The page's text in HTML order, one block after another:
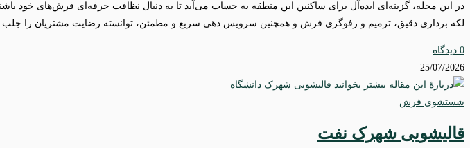
در این محله، گزینه‌ای ایده‌آل برای ساکنین این منطقه به حساب می‌آید تا به دنبال نظافت حرفه‌ای فرش‌های
لکه‌ برداری دقیق، ترمیم و رفوگری فرش و همچنین سرویس‌ دهی سریع و مطمئن، توانسته رضایت مشتریان را جلب
0 دیدگاه
25/07/2026
شستشوی فرش
قالیشویی شهرک نفت